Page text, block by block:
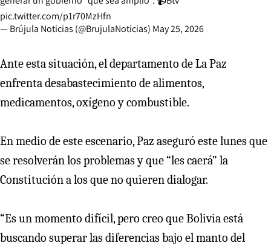
pic.twitter.com/p1r70MzHfn
— Brújula Noticias (@BrujulaNoticias) May 25, 2026
Ante esta situación, el departamento de La Paz
enfrenta desabastecimiento de alimentos,
medicamentos, oxígeno y combustible.
En medio de este escenario, Paz aseguró este lunes que
se resolverán los problemas y que “les caerá” la
Constitución a los que no quieren dialogar.
“Es un momento difícil, pero creo que Bolivia está
buscando superar las diferencias bajo el manto del